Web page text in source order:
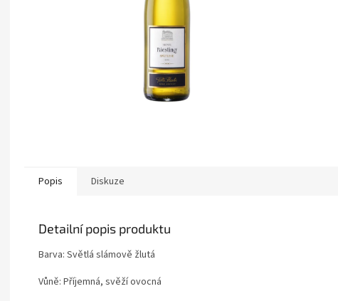
Popis Diskuze
Detailní popis produktu
Barva: Světlá slámově žlutá
Vůně: Příjemná, svěží ovocná